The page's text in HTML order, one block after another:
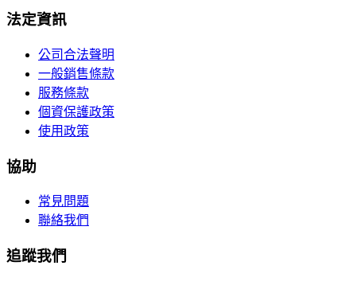
法定資訊
公司合法聲明
一般銷售條款
服務條款
個資保護政策
使用政策
協助
常見問題
聯絡我們
追蹤我們